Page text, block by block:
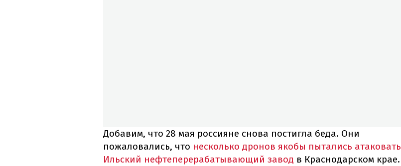
Добавим, что 28 мая россияне снова постигла беда. Они
пожаловались, что несколько дронов якобы пытались атаковать
Ильский нефтеперерабатывающий завод в Краснодарском крае.